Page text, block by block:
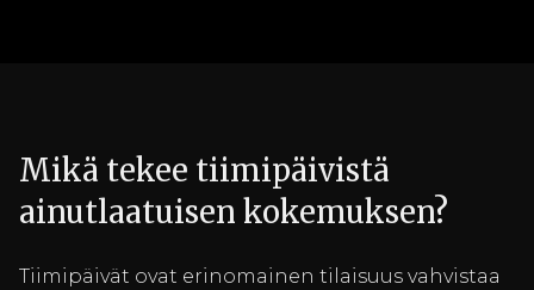
Mikä tekee tiimipäivistä
ainutlaatuisen kokemuksen?
Tiimipäivät ovat erinomainen tilaisuus vahvistaa